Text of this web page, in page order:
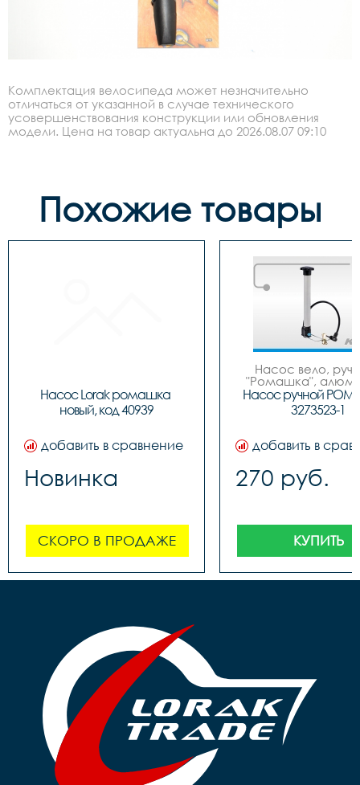
Комплектация велосипеда может незначительно
отличаться от указанной в случае технического
усовершенствования конструкции или обновления
модели. Цена на товар актуальна до 2026.08.07 09:10
Похожие товары
Насос Lorak ромашка
новый, код 40939
добавить в сравнение
Новинка
СКОРО В ПРОДАЖЕ
Насос вело,
"Ромашка",
обратным
штоком, шланг
Насос ручной
3273523-1
добавить в
270 руб.
КУПИТЬ